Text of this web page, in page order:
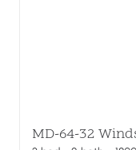
MD-64-32